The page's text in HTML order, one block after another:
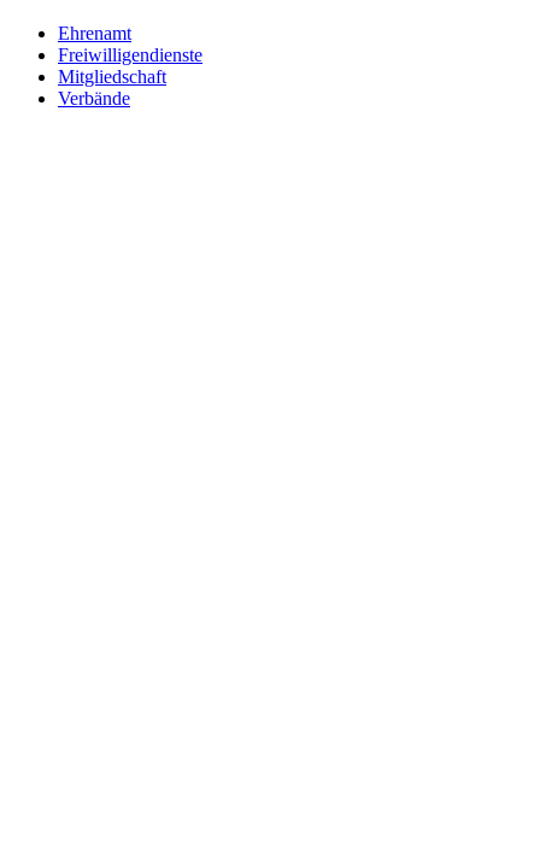
Ehrenamt
Freiwilligendienste
Mitgliedschaft
Verbände